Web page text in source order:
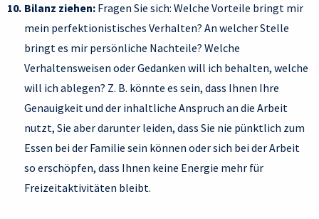
Bilanz ziehen: Fragen Sie sich: Welche Vorteile bringt mir
mein perfektionistisches Verhalten? An welcher Stelle
bringt es mir persönliche Nachteile? Welche
Verhaltensweisen oder Gedanken will ich behalten, welche
will ich ablegen? Z. B. könnte es sein, dass Ihnen Ihre
Genauigkeit und der inhaltliche Anspruch an die Arbeit
nutzt, Sie aber darunter leiden, dass Sie nie pünktlich zum
Essen bei der Familie sein können oder sich bei der Arbeit
so erschöpfen, dass Ihnen keine Energie mehr für
Freizeitaktivitäten bleibt.